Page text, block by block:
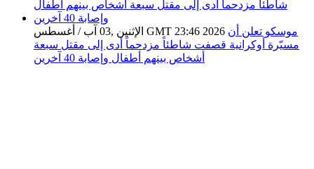
الإثنين ,03 آب / أغسطس GMT 23:46 2026 موسكو تعلن أن
مسيّرة أوكرانية قصفت شاطئاً مزدحماً أدى إلى مقتل سبعة
أشخاص بينهم أطفال وإصابة 40 آخرين